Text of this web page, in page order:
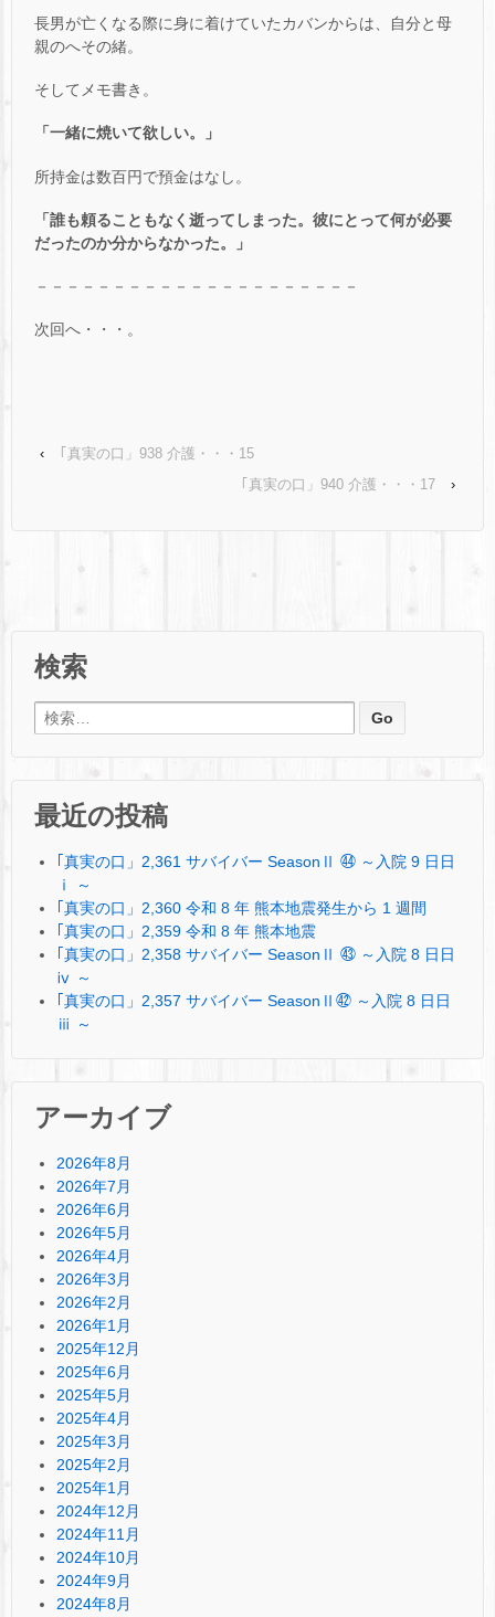
長男が亡くなる際に身に着けていたカバンからは、自分と母
親のへその緒。
そしてメモ書き。
「一緒に焼いて欲しい。」
所持金は数百円で預金はなし。
「誰も頼ることもなく逝ってしまった。彼にとって何が必要
だったのか分からなかった。」
－－－－－－－－－－－－－－－－－－－－－
次回へ・・・。
‹
｢真実の口」938 介護・・・15
｢真実の口」940 介護・・・17
›
検索
検索:
最近の投稿
｢真実の口」2,361 サバイバー SeasonⅡ ㊹ ～入院 9 日日
ⅰ ～
｢真実の口」2,360 令和 8 年 熊本地震発生から 1 週間
｢真実の口」2,359 令和 8 年 熊本地震
｢真実の口」2,358 サバイバー SeasonⅡ ㊸ ～入院 8 日日
ⅳ ～
｢真実の口」2,357 サバイバー SeasonⅡ㊷ ～入院 8 日日
ⅲ ～
アーカイブ
2026年8月
2026年7月
2026年6月
2026年5月
2026年4月
2026年3月
2026年2月
2026年1月
2025年12月
2025年6月
2025年5月
2025年4月
2025年3月
2025年2月
2025年1月
2024年12月
2024年11月
2024年10月
2024年9月
2024年8月